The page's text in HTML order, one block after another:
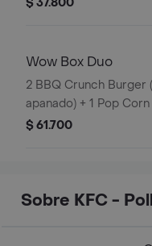
Wow Box Duo
2 BBQ Crunch Burger (c/u 1 Filete
apanado) + 1 Pop
(Trocitos de pechuga apanados) + 2
$ 61.700
Sobre KFC -